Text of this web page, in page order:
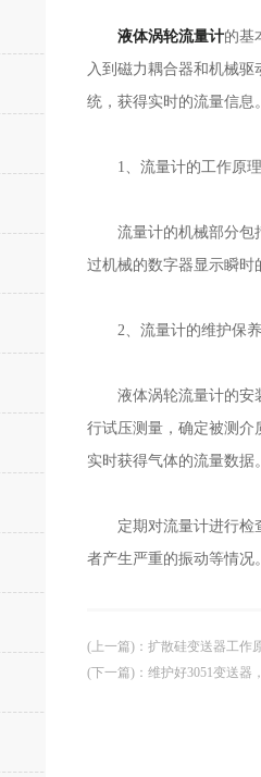
液体涡轮流量计的基
入到磁力耦合器和机械
统，获得实时的流量信息
1、流量计的工作原理
流量计的机械部分包括
过机械的数字器显示瞬时
2、流量计的维护保
液体涡轮流量计的安装
行试压测量，确定被测介
实时获得气体的流量数据
定期对流量计进行检查
者产生严重的振动等情况
(上一篇) ： 扩散硅变送器工作
(下一篇) ： 维护好3051变送器